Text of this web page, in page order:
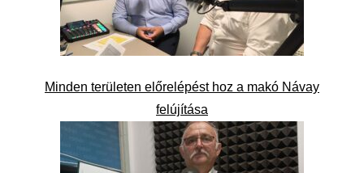
Minden területen előrelépést hoz a makó Návay
felújítása